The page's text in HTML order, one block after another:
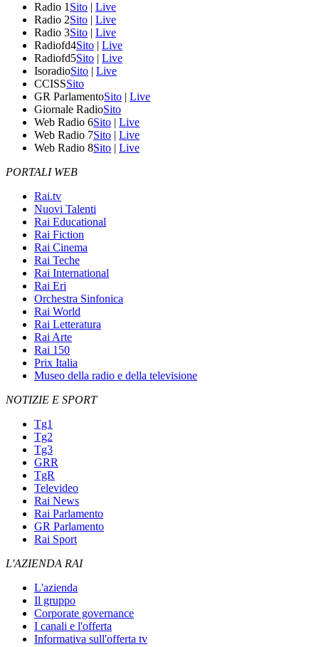
Radio 1 Sito | Live
Radio 2Sito | Live
Radio 3Sito | Live
Radiofd4Sito | Live
Radiofd5Sito | Live
IsoradioSito | Live
CCISSSito
GR ParlamentoSito | Live
Giornale RadioSito
Web Radio 6Sito | Live
Web Radio 7Sito | Live
Web Radio 8Sito | Live
PORTALI WEB
Rai.tv
Nuovi Talenti
Rai Educational
Rai Fiction
Rai Cinema
Rai Teche
Rai International
Rai Eri
Orchestra Sinfonica
Rai World
Rai Letteratura
Rai Arte
Rai 150
Prix Italia
Museo della radio e della televisione
NOTIZIE E SPORT
Tg1
Tg2
Tg3
GRR
TgR
Televideo
Rai News
Rai Parlamento
GR Parlamento
Rai Sport
L'AZIENDA RAI
L'azienda
Il gruppo
Corporate governance
I canali e l'offerta
Informativa sull'offerta tv